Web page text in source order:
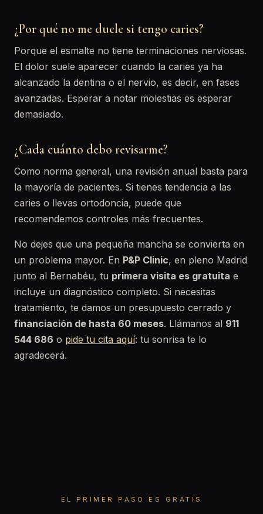
¿Por qué no me duele si tengo caries?
Porque el esmalte no tiene terminaciones nerviosas.
El dolor suele aparecer cuando la caries ya ha
alcanzado la dentina o el nervio, es decir, en fases
avanzadas. Esperar a notar molestias es esperar
demasiado.
¿Cada cuánto debo revisarme?
Como norma general, una revisión anual basta para
la mayoría de pacientes. Si tienes tendencia a las
caries o llevas ortodoncia, puede que
recomendemos controles más frecuentes.
No dejes que una pequeña mancha se convierta en
un problema mayor. En P&P Clinic, en pleno Madrid
junto al Bernabéu, tu primera visita es gratuita e
incluye un diagnóstico completo. Si necesitas
tratamiento, te damos un presupuesto cerrado y
financiación de hasta 60 meses. Llámanos al 911
544 686 o pide tu cita aquí: tu sonrisa te lo
agradecerá.
EL PRIMER PASO ES GRATIS